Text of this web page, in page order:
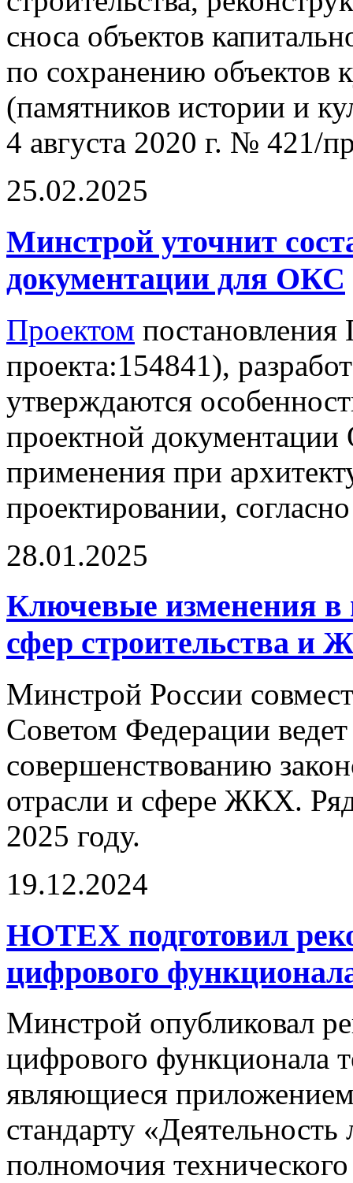
сноса объектов
по сохранению объектов
(памятников истории и
4 августа 2020 г. № 421/
25.02.2025
Минстрой уточнит
документации для ОКС
Проектом постановления
проекта:154841),
утверждаются
проектной
применения при
проектировании,
28.01.2025
Ключевые изменения в
сфер строительства и
Минстрой России
Советом Федерации
совершенствованию
отрасли и сфере ЖКХ.
2025 году.
19.12.2024
НОТЕХ подготовил
цифрового
Минстрой опубликовал
цифрового функционала
являющиеся
стандарту
полномочия